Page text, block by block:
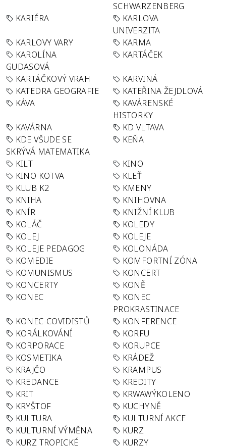
SCHWARZENBERG
KARIÉRA
KARLOVA
UNIVERZITA
KARLOVY VARY
KARMA
KAROLÍNA
GUDASOVÁ
KARTÁČEK
KARTÁČKOVÝ VRAH
KARVINÁ
KATEDRA GEOGRAFIE
KATEŘINA ŽEJDLOVÁ
KÁVA
KAVÁRENSKÉ
HISTORKY
KAVÁRNA
KD VLTAVA
KDE VŠUDE SE
SKRÝVÁ MATEMATIKA
KEŇA
KILT
KINO
KINO KOTVA
KLEŤ
KLUB K2
KMENY
KNIHA
KNIHOVNA
KNÍR
KNIŽNÍ KLUB
KOLÁČ
KOLEDY
KOLEJ
KOLEJE
KOLEJE PEDAGOG
KOLONÁDA
KOMEDIE
KOMFORTNÍ ZÓNA
KOMUNISMUS
KONCERT
KONCERTY
KONĚ
KONEC
KONEC
PROKRASTINACE
KONEC-COVIDISTŮ
KONFERENCE
KORÁLKOVÁNÍ
KORFU
KORPORACE
KORUPCE
KOSMETIKA
KRÁDEŽ
KRAJČO
KRAMPUS
KREDANCE
KREDITY
KRIT
KRWAWÝKOLENO
KRYŠTOF
KUCHYNĚ
KULTURA
KULTURNÍ AKCE
KULTURNÍ VÝMĚNA
KURZ
KURZ TROPICKÉ
KURZY